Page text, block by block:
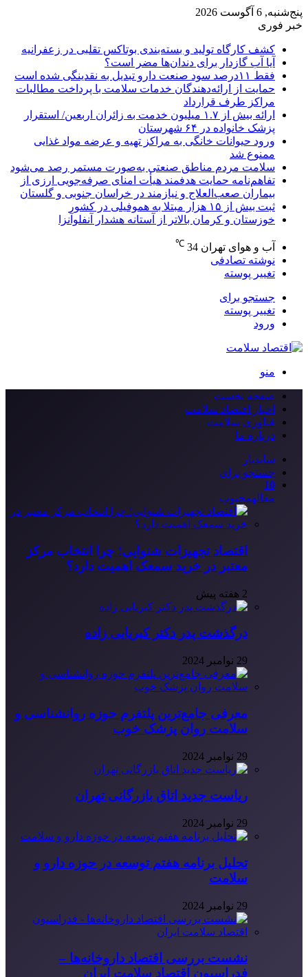
پنج‌شنبه, 6 آگوست 2026
خبر فوری
کشف کارگاه تولید و بسته‌بندی بوتاکس تقلبی در زعفرانیه
آیا آب گازدار برای دندان‌ها مضر است؟
فقط ۱۱‌درصد سود صنعت دارو تبدیل به نقدینگی شده است
حمایت از ارائه‌دهندگان خدمات سلامت با پرداخت مطالبات
مراکز طرف قرارداد
ارائه بیش از ۱.۷ میلیون خدمت به زائران اربعین/ استقرار
پزشک خانواده در ۶۴ شهرستان
ورود حیوانات خانگی به مراکز تهیه و عرضه مواد غذایی
ممنوع شد
سلامت مردم مناطق صنعتی به‌صورت مستمر رصد می‌شود
تفاهم‌نامه حمایت هدفمند هیأت امنای صرفه‌جویی ارزی از
بیماران صعب‌العلاج و نیازمند در خراسان جنوبی و گلستان
ثبت بیش از ۱۵ هزار مبتلا به هموفیلی در کشور
خوزستان و کرمان بالاتر از آستانه هشدار آنفلوآنزا
آب و هوای تهران 34
℃
نوشته تصادفی
تغییر پوسته
جستجو برای
تغییر پوسته
ورود
منو
صفحه نخست
اخبار اقتصاد سلامت
فناوری سلامت
درباره ما
سایدبار
جستجو برای
10
مقالهمحبوب
اقتصاد تجهیزات شنوایی؛ چرا انتخاب مرکز
معتبر در خرید سمعک اهمیت دارد؟
2 هفته پیش
درگذشت پدر دکتر کبریایی زاده
29 نوامبر 2024
معرفی جامع‌ترین پلتفرم حوزه روانشناسی و
سلامت روان پزشک خوب
29 نوامبر 2024
ریاست جدید اتاق بازرگانی تهران
29 نوامبر 2024
تحلیل برنامه هفتم توسعه در حوزه دارو و
سلامت
29 نوامبر 2024
نشست بررسی اقتصاد داروخانه‌ها –
فدراسیون اقتصاد سلامت ایران